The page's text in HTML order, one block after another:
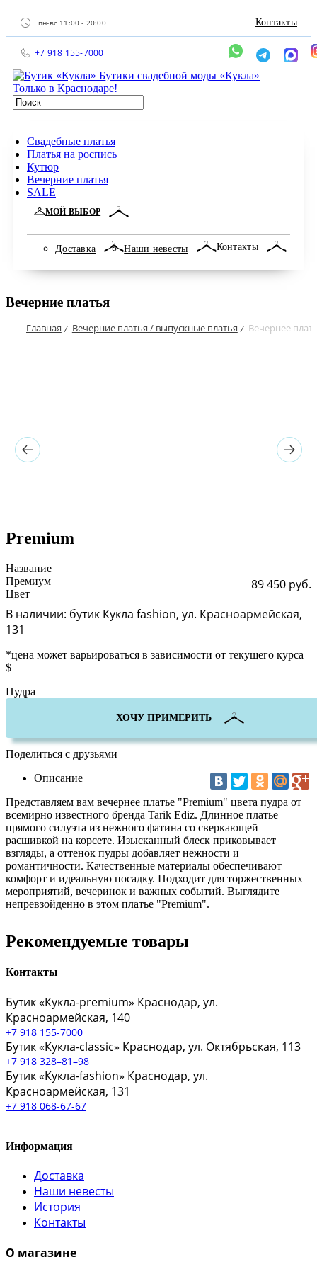
пн-вс 11:00 - 20:00 Контакты
+7 918 155-7000
Бутики свадебной моды «Кукла»
Только в Краснодаре!
Свадебные платья
Платья на роспись
Кутюр
Вечерние платья
SALE
МОЙ ВЫБОР
Доставка Наши невесты Контакты
Вечерние платья
Главная / Вечерние платья / выпускные платья / Вечернее
Premium
89 450 руб.
В наличии: бутик Кукла fashion, ул. Красноармейская,
131
*цена может варьироваться в зависимости от текущего курса
$
Название
Премиум
Цвет
Пудра
ХОЧУ ПРИМЕРИТЬ
Поделиться с друзьями
Описание
Представляем вам вечернее платье "Premium" цвета пудра от
всемирно известного бренда Tarik Ediz. Длинное платье
прямого силуэта из нежного фатина со сверкающей
расшивкой на корсете. Изысканный блеск приковывает
взгляды, а оттенок пудры добавляет нежности и
романтичности. Качественные материалы обеспечивают
комфорт и идеальную посадку. Подходит для торжественных
мероприятий, вечеринок и важных событий. Выглядите
непревзойденно в этом платье "Premium".
Рекомендуемые товары
Контакты
Бутик «Кукла-premium» Краснодар, ул.
Красноармейская, 140
+7 918 155-7000
Бутик «Кукла-classic» Краснодар, ул. Октябрьская, 113
+7 918 328–81–98
Бутик «Кукла-fashion» Краснодар, ул.
Красноармейская, 131
+7 918 068-67-67
Информация
Доставка
Наши невесты
История
Контакты
О магазине